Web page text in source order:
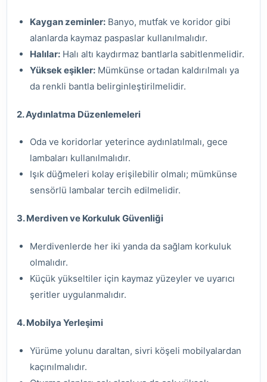
Kaygan zeminler: Banyo, mutfak ve koridor gibi
alanlarda kaymaz paspaslar kullanılmalıdır.
Halılar: Halı altı kaydırmaz bantlarla sabitlenmelidir.
Yüksek eşikler: Mümkünse ortadan kaldırılmalı ya
da renkli bantla belirginleştirilmelidir.
2. Aydınlatma Düzenlemeleri
Oda ve koridorlar yeterince aydınlatılmalı, gece
lambaları kullanılmalıdır.
Işık düğmeleri kolay erişilebilir olmalı; mümkünse
sensörlü lambalar tercih edilmelidir.
3. Merdiven ve Korkuluk Güvenliği
Merdivenlerde her iki yanda da sağlam korkuluk
olmalıdır.
Küçük yükseltiler için kaymaz yüzeyler ve uyarıcı
şeritler uygulanmalıdır.
4. Mobilya Yerleşimi
Yürüme yolunu daraltan, sivri köşeli mobilyalardan
kaçınılmalıdır.